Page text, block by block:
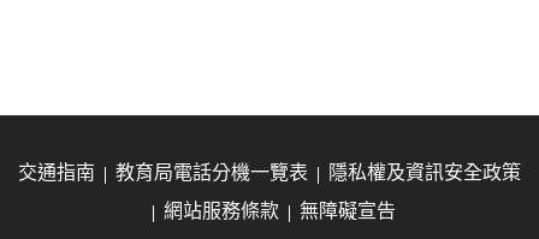
交通指南 教育局電話分機一覽表
隱私權及資訊安全政策
網站服務條款
無障礙宣告